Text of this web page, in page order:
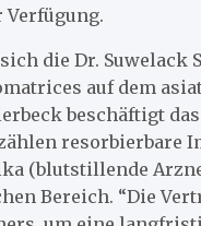
Verfügung.
sich die Dr.
auf dem
beschäftigt
resorbierbare
(blutstillende
Bereich. “Die